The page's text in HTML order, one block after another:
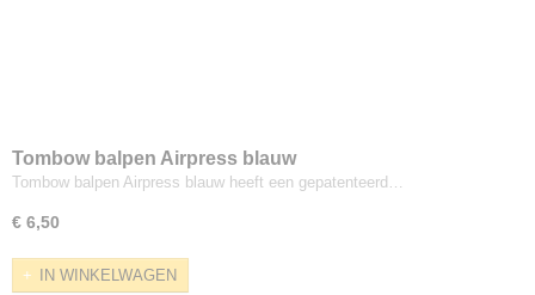
Tombow balpen Airpress blauw
Tombow balpen Airpress blauw heeft een gepatenteerd…
€ 6,50
IN WINKELWAGEN